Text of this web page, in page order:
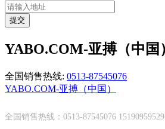
提交
YABO.COM-亚搏（中国
全国销售热线: 0513-87545076
YABO.COM-亚搏（中国）
全国销售热线：0513-87545076 15190959529